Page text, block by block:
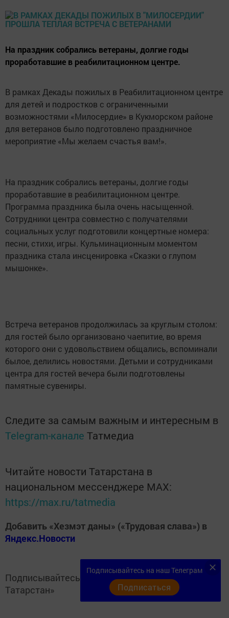
На праздник собрались ветераны, долгие годы
проработавшие в реабилитационном центре.
В рамках Декады пожилых в Реабилитационном центре
для детей и подростков с ограниченными
возможностями «Милосердие» в Кукморском районе
для ветеранов было подготовлено праздничное
мероприятие «Мы желаем счастья вам!».
На праздник собрались ветераны, долгие годы
проработавшие в реабилитационном центре.
Программа праздника была очень насыщенной.
Сотрудники центра совместно с получателями
социальных услуг подготовили концертные номера:
песни, стихи, игры. Кульминационным моментом
праздника стала инсценировка «Сказки о глупом
мышонке».
Встреча ветеранов продолжилась за круглым столом:
для гостей было организовано чаепитие, во время
которого они с удовольствием общались, вспоминали
былое, делились новостями. Детьми и сотрудниками
центра для гостей вечера были подготовлены
памятные сувениры.
Следите за самым важным и интересным в
Telegram-канале Татмедиа
Читайте новости Татарстана в
национальном мессенджере MАХ:
https://max.ru/tatmedia
Добавить «Хезмэт даны» («Трудовая слава») в
Яндекс.Новости
Подписывайтесь на Telegram-канал«Кукмор
Татарстан»
Подписывайтесь на наш Телеграм
Подписаться